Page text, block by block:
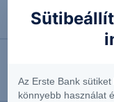
Ismét halasztják
Feladta
Az Erste Bank
könnyebb használat